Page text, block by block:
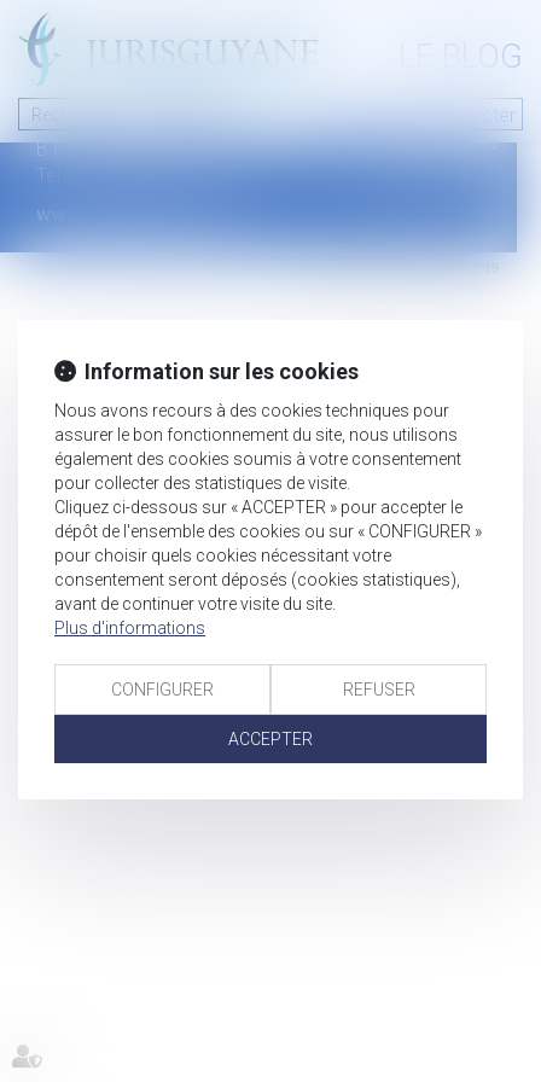
LE BLOG
Nous contacter
46 avenue de la liberté
B.P.315 - 97327 Cayenne Cedex
Tel : +594 594 29 45 35
www.jurisguyane.com
Mentions légales
Information sur les cookies
Nous avons recours à des cookies techniques pour
assurer le bon fonctionnement du site, nous utilisons
également des cookies soumis à votre consentement
pour collecter des statistiques de visite.
Cliquez ci-dessous sur « ACCEPTER » pour accepter le
dépôt de l'ensemble des cookies ou sur « CONFIGURER »
pour choisir quels cookies nécessitant votre
consentement seront déposés (cookies statistiques),
avant de continuer votre visite du site.
Plus d'informations
CONFIGURER REFUSER
ACCEPTER